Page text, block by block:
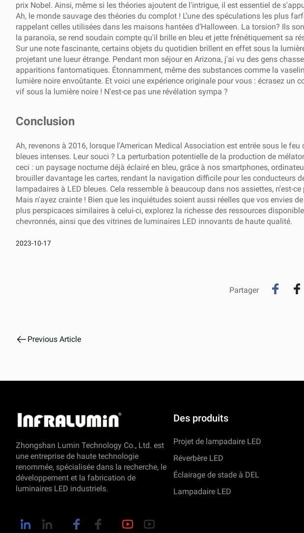
prix Nobel. Ainsi, même si les théories ajoutent de l'intrigue, il est essentiel de
Ah, le monde sauvage des théories du complot ! L’une des spéculations les plus
rappelant celles utilisées dans les maisons hantées d’Halloween. La torsion? Ils
la paranoïa, se rend soudain compte qu'il brille en bleu et jette frénétiquement sa
Sur une note fascinante, certains objets du quotidien brillent en effet sous la
projetant une lueur étrange. Pendant mon séjour en Arizona, j'ai vu des gens
apparitions fantomatiques. Étonnamment, même des substances comme la
lumière noire envoûtante. Et voici une expérience originale pour vous : écrasez
vif sous la lumière noire ! N'est-ce pas une révélation sympa ?
Conclusion
Ah, revenons à 2016, lorsque l'American Medical Association est entrée sous le
bleues intenses. Leur souci ? La perturbation potentielle de la production de
ceci : un paysage nocturne déjà éclairé en bleu, grâce à nos smartphones,
brouiller davantage les cartes, rendant la navigation difficile pour les conducteurs
lampadaires à LED bleues. Cela ressemble à beaucoup dans nos assiettes, n'est-ce
Mais n'ayez crainte ! Bien que les inquiétudes soient aussi réelles que vos envies
plus perspicaces similaires à celui-ci, explorez la richesse des ressources
chevronnés, ainsi que des vitrines de luminaires LED innovants de haute qualité.
2023-10-17
Partager
Previous Article
Zhongshan Lumin Technology Co., Ltd. est
une entreprise de haute technologie
renommée, spécialisée dans la recherche, le
développement et la fabrication de
luminaires LED industriels.
Des produits
Projet de lampadaire LED
Réverbère LED
Éclairage de stade à DEL
Lampadaire LED